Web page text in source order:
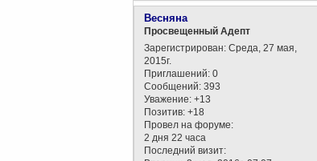
Весняна
Просвещенный Адепт
Зарегистрирован: Среда, 27 мая,
2015г.
Приглашений: 0
Сообщений: 393
Уважение: +13
Позитив: +18
Провел на форуме:
2 дня 22 часа
Последний визит: